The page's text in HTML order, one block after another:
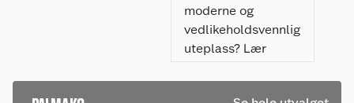
moderne og
vedlikeholdsvennlig
uteplass? Lær
flisheller på